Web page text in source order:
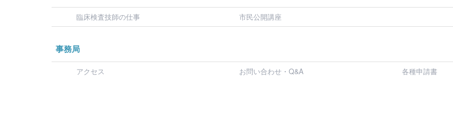
臨床検査技師の仕事 市民公開講座
事務局
アクセス お問い合わせ・Q&A 各種申請書